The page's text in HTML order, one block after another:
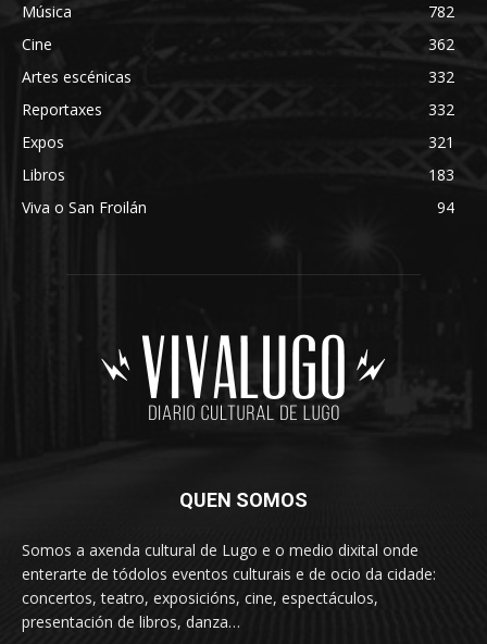
Música
782
Cine
362
Artes escénicas
332
Reportaxes
332
Expos
321
Libros
183
Viva o San Froilán
94
QUEN SOMOS
Somos a axenda cultural de Lugo e o medio dixital onde
enterarte de tódolos eventos culturais e de ocio da cidade:
concertos, teatro, exposicións, cine, espectáculos,
presentación de libros, danza…